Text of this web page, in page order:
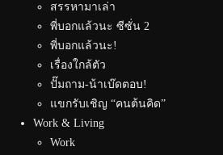
สรรหามาเล่า
พี่บอกแล้วนะ ซีซั่น 2
พี่บอกแล้วนะ!
เรื่องใกล้ตัว
ปั๊มถาม-น้าเบ๊ดตอบ!
แขกรับเชิญ “คนต้นคิด”
Work & Living
Work